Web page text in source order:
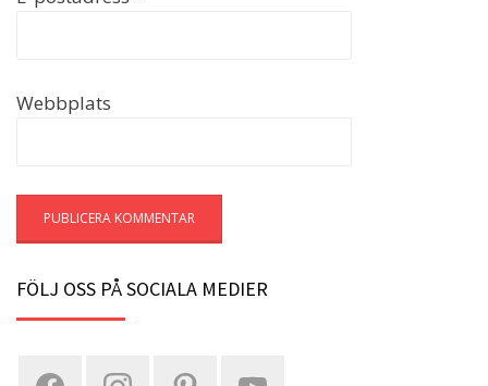
Webbplats
FÖLJ OSS PÅ SOCIALA MEDIER